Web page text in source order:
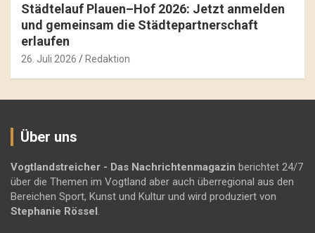
Städtelauf Plauen–Hof 2026: Jetzt anmelden
und gemeinsam die Städtepartnerschaft
erlaufen
26. Juli 2026 Redaktion
Über uns
Vogtlandstreicher - Das Nachrichtenmagazin berichtet 24/7
über die Themen im Vogtland aber auch überregional aus den
Bereichen Sport, Kunst und Kultur und wird produziert von
Stephanie Rössel.